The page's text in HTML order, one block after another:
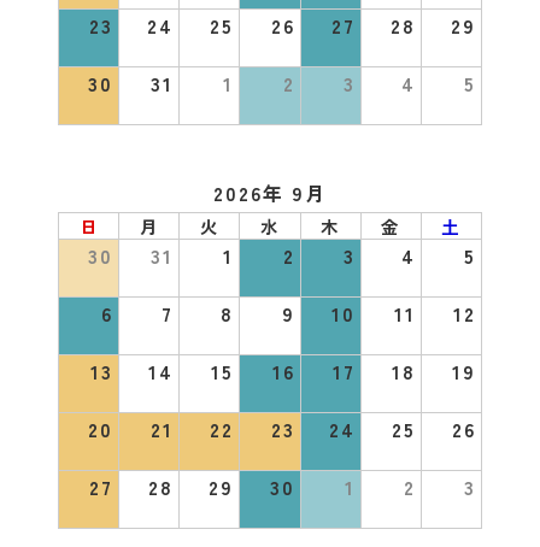
23
24 25 26 27 28
29
30
31 1 2 3 4 5
2026年 9月
日 月 火 水 木 金 土
30 31 1 2 3 4
5
6
7 8 9 10 11
12
13
14 15 16 17 18
19
20
21 22 23 24 25
26
27
28 29 30 1 2 3